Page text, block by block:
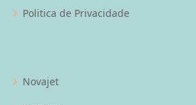
Politica de Privacidade
Novajet